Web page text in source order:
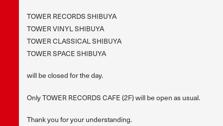
TOWER RECORDS SHIBUYA
TOWER VINYL SHIBUYA
TOWER CLASSICAL SHIBUYA
TOWER SPACE SHIBUYA
will be closed for the day.
Only TOWER RECORDS CAFE (2F) will be open as usual.
Thank you for your understanding.